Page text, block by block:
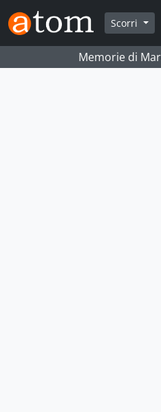
Skip to main content
Scorri
Memorie di